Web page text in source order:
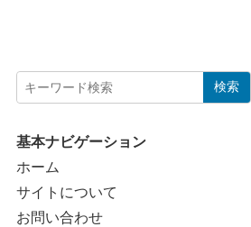
検索
基本ナビゲーション
ホーム
サイトについて
お問い合わせ